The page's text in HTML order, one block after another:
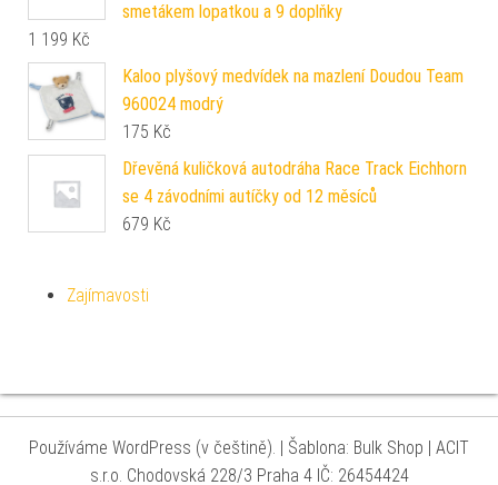
smetákem lopatkou a 9 doplňky
1 199 Kč
Kaloo plyšový medvídek na mazlení Doudou Team
960024 modrý
175 Kč
Dřevěná kuličková autodráha Race Track Eichhorn
se 4 závodními autíčky od 12 měsíců
679 Kč
Zajímavosti
Používáme WordPress (v češtině). | Šablona: Bulk Shop | ACIT
s.r.o. Chodovská 228/3 Praha 4 IČ: 26454424